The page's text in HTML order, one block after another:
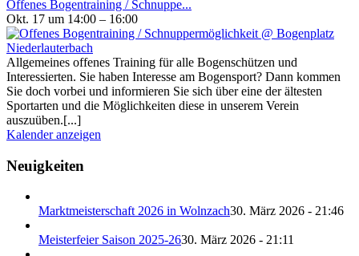
Offenes Bogentraining / Schnuppe...
Okt. 17 um 14:00 – 16:00
Allgemeines offenes Training für alle Bogenschützen und
Interessierten. Sie haben Interesse am Bogensport? Dann kommen
Sie doch vorbei und informieren Sie sich über eine der ältesten
Sportarten und die Möglichkeiten diese in unserem Verein
auszuüben.[...]
Kalender anzeigen
Neuigkeiten
Marktmeisterschaft 2026 in Wolnzach30. März 2026 - 21:46
Meisterfeier Saison 2025-2630. März 2026 - 21:11